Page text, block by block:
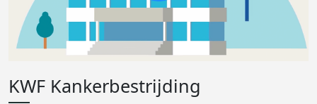
KWF Kankerbestrijding